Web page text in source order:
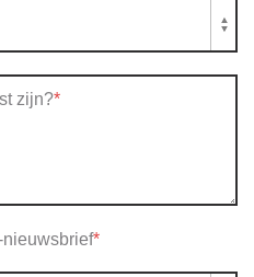
zijn?*
nieuwsbrief*